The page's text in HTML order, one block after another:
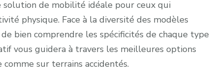
solution de mobilité idéale pour ceux qui
physique. Face à la diversité des modèles
bien comprendre les spécificités de chaque type
vous guidera à travers les meilleures options
sur terrains accidentés.